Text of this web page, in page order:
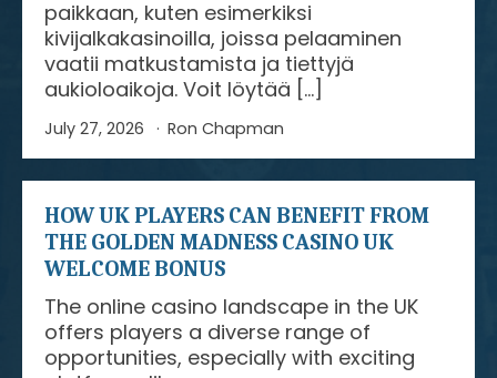
paikkaan, kuten esimerkiksi
kivijalkakasinoilla, joissa pelaaminen
vaatii matkustamista ja tiettyjä
aukioloaikoja. Voit löytää […]
July 27, 2026 Ron Chapman
HOW UK PLAYERS CAN BENEFIT FROM
THE GOLDEN MADNESS CASINO UK
WELCOME BONUS
The online casino landscape in the UK
offers players a diverse range of
opportunities, especially with exciting